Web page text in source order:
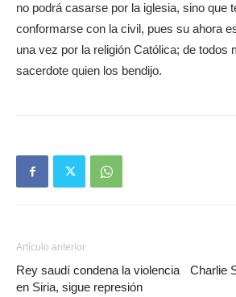
no podrá casarse por la iglesia, sino que
conformarse con la civil, pues su ahora
una vez por la religión Católica; de todos
sacerdote quien los bendijo.
Artículo anterior
Rey saudí condena la violencia
en Siria, sigue represión
Charlie